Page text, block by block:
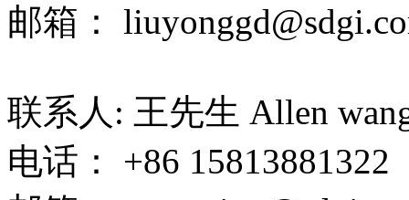
邮箱：
联系人: 王先生 Allen
电话： +86 15813881322